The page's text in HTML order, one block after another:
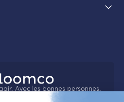
Avec les bonnes personnes.